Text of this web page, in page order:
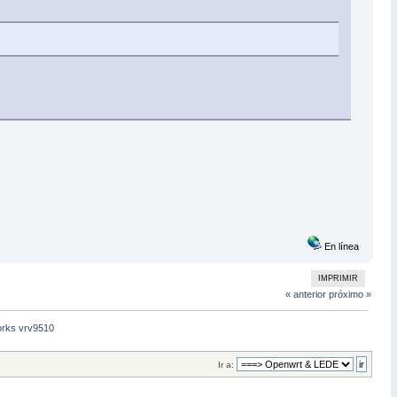
En línea
IMPRIMIR
« anterior próximo »
vrv9510
Ir a: